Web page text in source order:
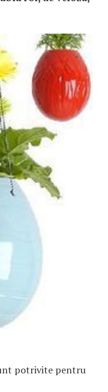
potrivite pentru